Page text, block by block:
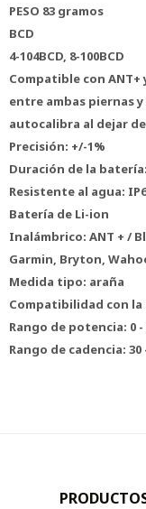
PESO 83 gramos
BCD
4-104BCD, 8-100BCD
Compatible con
entre ambas piernas
autocalibra al dejar
Precisión: +/-1%
Duración de la
Resistente al agua:
Batería de Li-ion
Inalámbrico: ANT + /
Garmin, Bryton,
Medida tipo: araña
Compatibilidad con la
Rango de potencia: 0 -
Rango de cadencia: 30